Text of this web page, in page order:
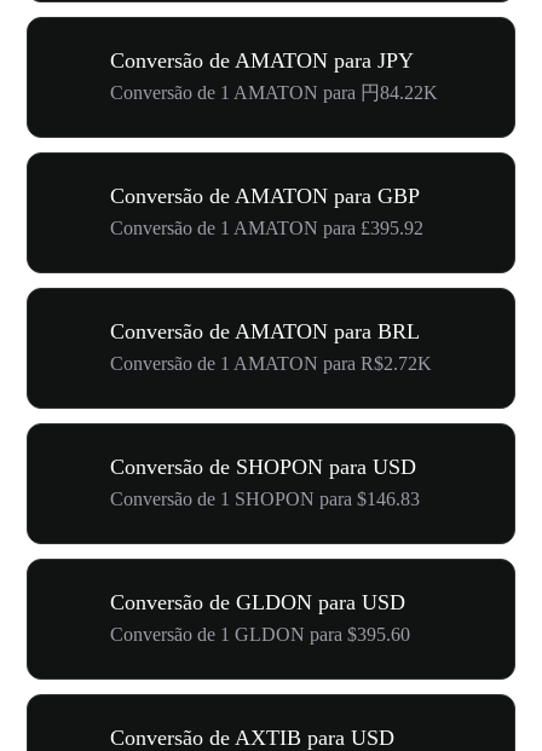
Conversão de AMATON para JPY
Conversão de 1 AMATON para 円84.22K
Conversão de AMATON para GBP
Conversão de 1 AMATON para £395.92
Conversão de AMATON para BRL
Conversão de 1 AMATON para R$2.72K
Conversão de SHOPON para USD
Conversão de 1 SHOPON para $146.83
Conversão de GLDON para USD
Conversão de 1 GLDON para $395.60
Conversão de AXTIB para USD